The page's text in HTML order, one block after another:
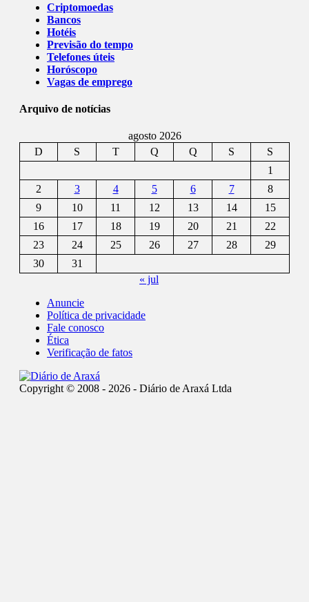
Criptomoedas
Bancos
Hotéis
Previsão do tempo
Telefones úteis
Horóscopo
Vagas de emprego
Arquivo de notícias
agosto 2026
D
S T Q Q S
S
1
2
3 4 5 6 7
8
9
10 11 12 13 14
15
16
17 18 19 20 21
22
23
24 25 26 27 28
29
30
31
« jul
Anuncie
Política de privacidade
Fale conosco
Ética
Verificação de fatos
Copyright © 2008 - 2026 - Diário de Araxá Ltda